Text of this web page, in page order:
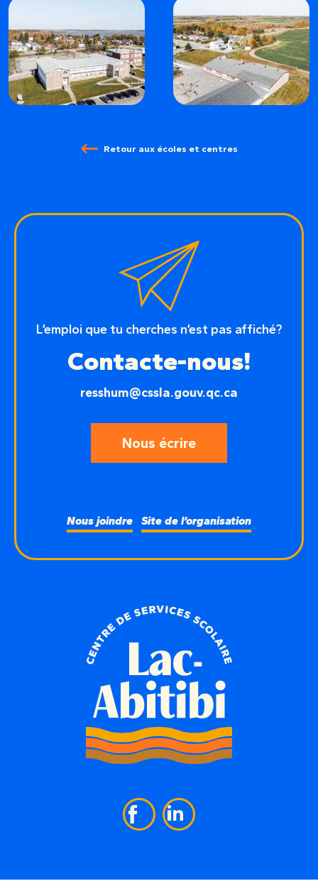
Retour aux écoles et centres
L’emploi que tu cherches n’est pas affiché?
Contacte-nous!
resshum@cssla.gouv.qc.ca
Nous écrire
Nous joindre Site de l’organisation